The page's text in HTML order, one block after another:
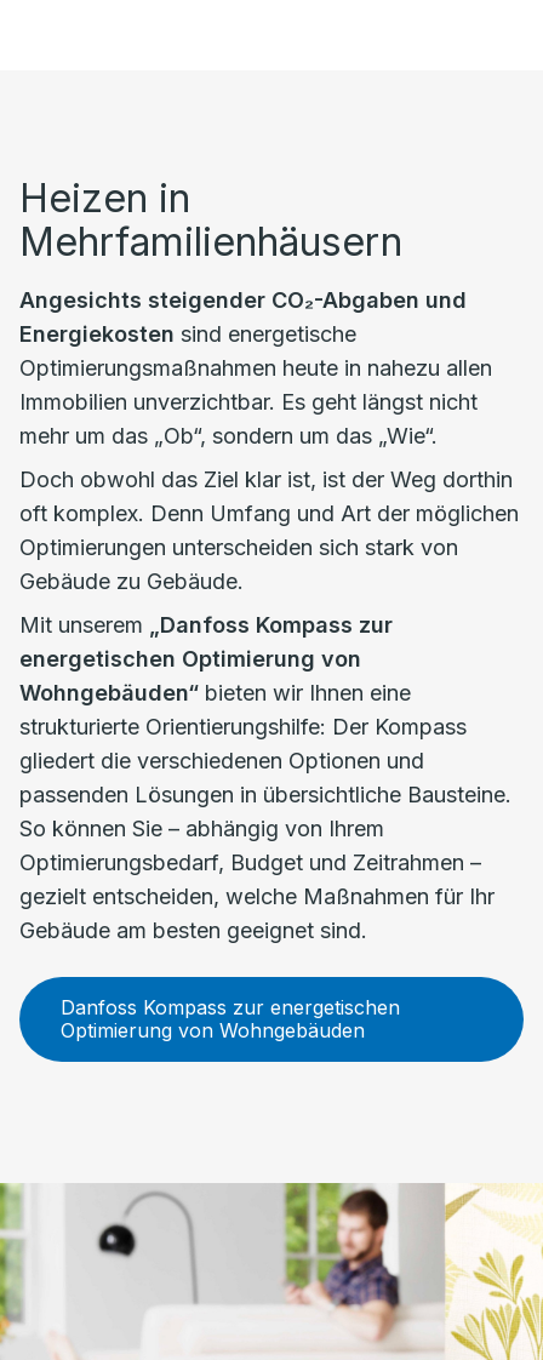
Heizen in
Mehrfamilienhäusern
Angesichts steigender CO₂-Abgaben und
Energiekosten sind energetische
Optimierungsmaßnahmen heute in nahezu allen
Immobilien unverzichtbar. Es geht längst nicht
mehr um das „Ob“, sondern um das „Wie“.
Doch obwohl das Ziel klar ist, ist der Weg dorthin
oft komplex. Denn Umfang und Art der möglichen
Optimierungen unterscheiden sich stark von
Gebäude zu Gebäude.
Mit unserem
„Danfoss Kompass zur
energetischen Optimierung von
Wohngebäuden“ bieten wir Ihnen eine
strukturierte Orientierungshilfe: Der Kompass
gliedert die verschiedenen Optionen und
passenden Lösungen in übersichtliche Bausteine.
So können Sie – abhängig von Ihrem
Optimierungsbedarf, Budget und Zeitrahmen –
gezielt entscheiden, welche Maßnahmen für Ihr
Gebäude am besten geeignet sind.
Danfoss Kompass zur energetischen
Optimierung von Wohngebäuden